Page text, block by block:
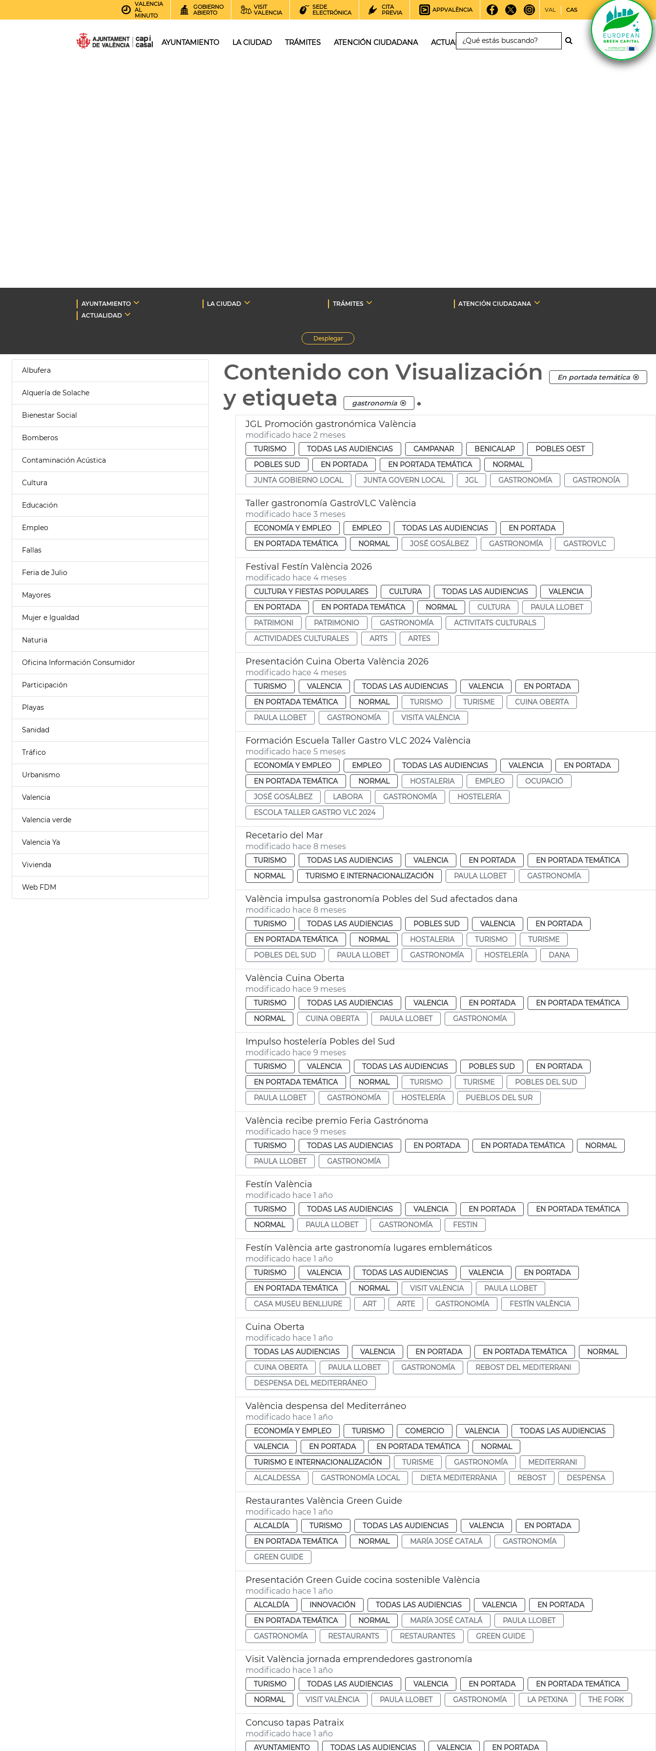
VALENCIA
AL
MINUTO
GOBIERNO
ABIERTO
VISIT
VALENCIA
SEDE
ELECTRÓNICA
CITA
PREVIA
APPVALÈNCIA VAL CAS
AYUNTAMIENTO LA CIUDAD TRÁMITES ATENCIÓN CIUDADANA ACTUALIDAD
AYUNTAMIENTO LA CIUDAD TRÁMITES
ATENCIÓN CIUDADANA
ACTUALIDAD
Desplegar
Albufera
Alquería de Solache
Bienestar Social
Bomberos
Contaminación Acústica
Cultura
Educación
Empleo
Fallas
Feria de Julio
Mayores
Mujer e Igualdad
Naturia
Oficina Información Consumidor
Participación
Playas
Sanidad
Tráfico
Urbanismo
Valencia
Valencia verde
Valencia Ya
Vivienda
Web FDM
Contenido con Visualización En portada temática
y etiqueta gastronomía .
JGL Promoción gastronómica València
modificado hace 2 meses
TURISMO TODAS LAS AUDIENCIAS CAMPANAR BENICALAP
POBLES OEST
POBLES SUD
EN PORTADA EN PORTADA TEMÁTICA
NORMAL
JUNTA GOBIERNO LOCAL
JUNTA GOVERN LOCAL JGL GASTRONOMÍA GASTRONOÍA
Taller gastronomía GastroVLC València
modificado hace 3 meses
ECONOMÍA Y EMPLEO EMPLEO TODAS LAS AUDIENCIAS
EN PORTADA
EN PORTADA TEMÁTICA
NORMAL JOSÉ GOSÁLBEZ GASTRONOMÍA GASTROVLC
Festival Festín València 2026
modificado hace 4 meses
CULTURA Y FIESTAS POPULARES CULTURA TODAS LAS AUDIENCIAS
VALENCIA
EN PORTADA
EN PORTADA TEMÁTICA NORMAL CULTURA
PAULA LLOBET
PATRIMONI
PATRIMONIO GASTRONOMÍA
ACTIVITATS CULTURALS
ACTIVIDADES CULTURALES
ARTS ARTES
Presentación Cuina Oberta València 2026
modificado hace 4 meses
TURISMO VALENCIA TODAS LAS AUDIENCIAS VALENCIA
EN PORTADA
EN PORTADA TEMÁTICA
NORMAL TURISMO TURISME
CUINA OBERTA
PAULA LLOBET
GASTRONOMÍA VISITA VALÈNCIA
Formación Escuela Taller Gastro VLC 2024 València
modificado hace 5 meses
ECONOMÍA Y EMPLEO EMPLEO TODAS LAS AUDIENCIAS VALENCIA
EN PORTADA
EN PORTADA TEMÁTICA
NORMAL HOSTALERIA EMPLEO
OCUPACIÓ
JOSÉ GOSÁLBEZ
LABORA GASTRONOMÍA
HOSTELERÍA
ESCOLA TALLER GASTRO VLC 2024
Recetario del Mar
modificado hace 8 meses
TURISMO TODAS LAS AUDIENCIAS VALENCIA EN PORTADA
EN PORTADA TEMÁTICA
NORMAL
TURISMO E INTERNACIONALIZACIÓN PAULA LLOBET GASTRONOMÍA
València impulsa gastronomía Pobles del Sud afectados dana
modificado hace 8 meses
TURISMO TODAS LAS AUDIENCIAS POBLES SUD VALENCIA
EN PORTADA
EN PORTADA TEMÁTICA
NORMAL HOSTALERIA TURISMO
TURISME
POBLES DEL SUD
PAULA LLOBET GASTRONOMÍA HOSTELERÍA DANA
València Cuina Oberta
modificado hace 9 meses
TURISMO TODAS LAS AUDIENCIAS VALENCIA EN PORTADA
EN PORTADA TEMÁTICA
NORMAL
CUINA OBERTA PAULA LLOBET GASTRONOMÍA
Impulso hostelería Pobles del Sud
modificado hace 9 meses
TURISMO VALENCIA TODAS LAS AUDIENCIAS POBLES SUD
EN PORTADA
EN PORTADA TEMÁTICA
NORMAL TURISMO TURISME
POBLES DEL SUD
PAULA LLOBET
GASTRONOMÍA HOSTELERÍA PUEBLOS DEL SUR
València recibe premio Feria Gastrónoma
modificado hace 9 meses
TURISMO TODAS LAS AUDIENCIAS EN PORTADA EN PORTADA TEMÁTICA
NORMAL
PAULA LLOBET
GASTRONOMÍA
Festín València
modificado hace 1 año
TURISMO TODAS LAS AUDIENCIAS VALENCIA EN PORTADA
EN PORTADA TEMÁTICA
NORMAL
PAULA LLOBET GASTRONOMÍA FESTIN
Festín València arte gastronomía lugares emblemáticos
modificado hace 1 año
TURISMO VALENCIA TODAS LAS AUDIENCIAS VALENCIA
EN PORTADA
EN PORTADA TEMÁTICA
NORMAL VISIT VALÈNCIA
PAULA LLOBET
CASA MUSEU BENLLIURE
ART ARTE GASTRONOMÍA FESTÍN VALÈNCIA
Cuina Oberta
modificado hace 1 año
TODAS LAS AUDIENCIAS VALENCIA EN PORTADA EN PORTADA TEMÁTICA
NORMAL
CUINA OBERTA
PAULA LLOBET GASTRONOMÍA
REBOST DEL MEDITERRANI
DESPENSA DEL MEDITERRÁNEO
València despensa del Mediterráneo
modificado hace 1 año
ECONOMÍA Y EMPLEO TURISMO COMERCIO VALENCIA
TODAS LAS AUDIENCIAS
VALENCIA
EN PORTADA EN PORTADA TEMÁTICA
NORMAL
TURISMO E INTERNACIONALIZACIÓN
TURISME GASTRONOMÍA
MEDITERRANI
ALCALDESSA
GASTRONOMÍA LOCAL DIETA MEDITERRÀNIA REBOST DESPENSA
Restaurantes València Green Guide
modificado hace 1 año
ALCALDÍA TURISMO TODAS LAS AUDIENCIAS VALENCIA
EN PORTADA
EN PORTADA TEMÁTICA
NORMAL MARÍA JOSÉ CATALÁ
GASTRONOMÍA
GREEN GUIDE
Presentación Green Guide cocina sostenible València
modificado hace 1 año
ALCALDÍA INNOVACIÓN TODAS LAS AUDIENCIAS VALENCIA
EN PORTADA
EN PORTADA TEMÁTICA
NORMAL MARÍA JOSÉ CATALÁ
PAULA LLOBET
GASTRONOMÍA
RESTAURANTS RESTAURANTES GREEN GUIDE
Visit València jornada emprendedores gastronomía
modificado hace 1 año
TURISMO TODAS LAS AUDIENCIAS VALENCIA EN PORTADA
EN PORTADA TEMÁTICA
NORMAL
VISIT VALÈNCIA PAULA LLOBET GASTRONOMÍA LA PETXINA THE FORK
Concuso tapas Patraix
modificado hace 1 año
AYUNTAMIENTO TODAS LAS AUDIENCIAS VALENCIA EN PORTADA